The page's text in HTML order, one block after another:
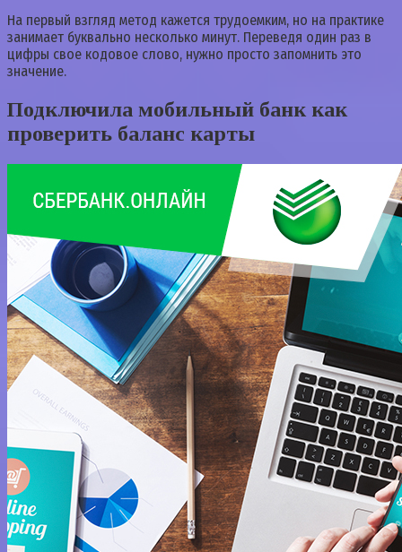
На первый взгляд метод кажется трудоемким, но на практике
занимает буквально несколько минут. Переведя один раз в
цифры свое кодовое слово, нужно просто запомнить это
значение.
Подключила мобильный банк как
проверить баланс карты